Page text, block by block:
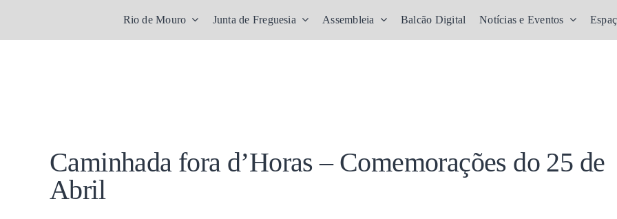
Rio de Mouro Junta de Freguesia Assembleia Balcão Digital Notícias e Eventos
Larger
Image
Caminhada fora d’Horas – Comemorações do 25 de
Abril